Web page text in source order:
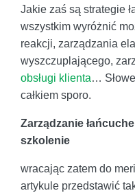
Jakie zaś są strategie
wszystkim wyróżnić
reakcji, zarządzania
wyszczuplającego,
obsługi klienta…
całkiem sporo.
Zarządzanie
szkolenie
wracając zatem do
artykule przedstawić